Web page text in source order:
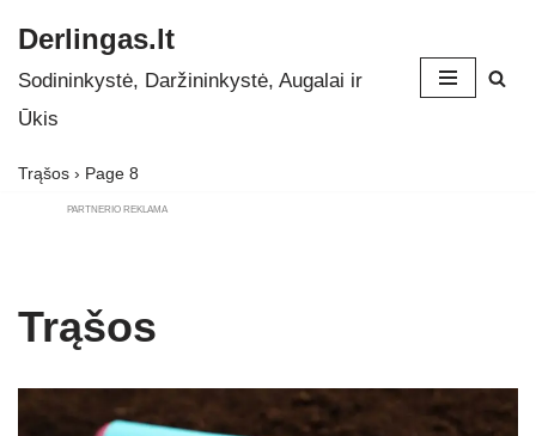
Skip
to
Derlingas.lt
Sodininkystė, Daržininkystė, Augalai ir
Ūkis
Trąšos › Page 8
PARTNERIO REKLAMA
Trąšos